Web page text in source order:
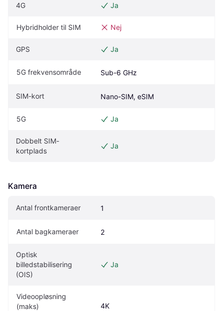
4G Ja
Hybridholder til SIM Nej
GPS Ja
5G frekvensområde Sub-6 GHz
SIM-kort Nano-SIM, eSIM
5G Ja
Dobbelt SIM-
kortplads
Ja
Kamera
Antal frontkameraer 1
Antal bagkameraer 2
Optisk
billedstabilisering
(OIS)
Ja
Videoopløsning
(maks)
4K